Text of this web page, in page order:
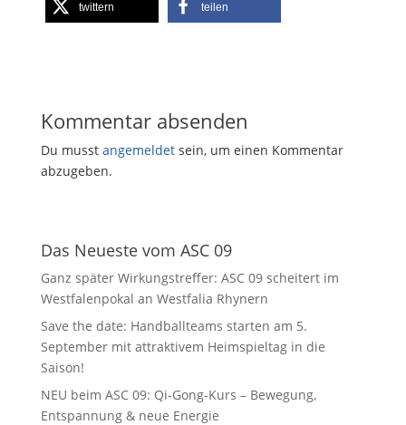
twittern teilen
Kommentar absenden
Du musst angemeldetsein, um einen Kommentar
abzugeben.
Das Neueste vom ASC 09
Ganz später Wirkungstreffer: ASC 09 scheitert im
Westfalenpokal an Westfalia Rhynern
Save the date: Handballteams starten am 5.
September mit attraktivem Heimspieltag in die
Saison!
NEU beim ASC 09: Qi-Gong-Kurs – Bewegung,
Entspannung & neue Energie